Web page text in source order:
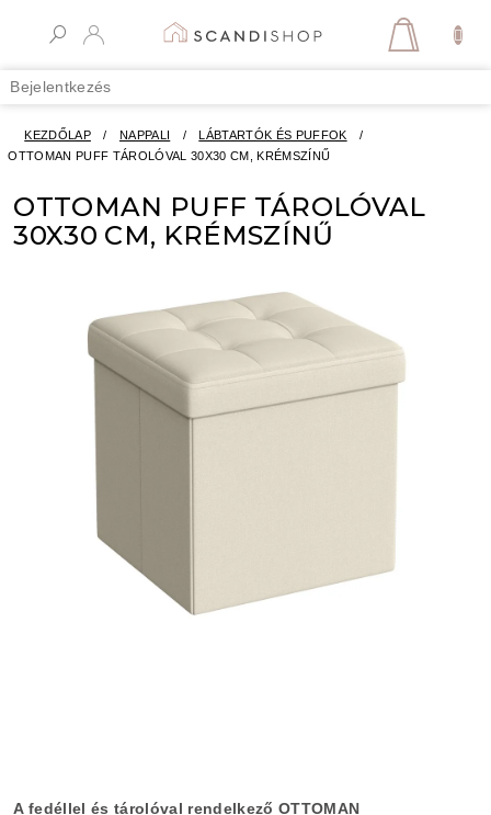
Bejelentkezés
KOSÁR
KEZDŐLAP / NAPPALI / LÁBTARTÓK ÉS PUFFOK
/
OTTOMAN PUFF TÁROLÓVAL 30X30 CM, KRÉMSZÍNŰ
OTTOMAN PUFF TÁROLÓVAL
30X30 CM, KRÉMSZÍNŰ
A fedéllel és tárolóval rendelkező OTTOMAN